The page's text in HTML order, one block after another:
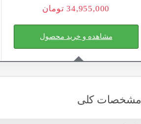
34,955,000 تومان
مشاهده و خرید محصول
مشخصات کلی